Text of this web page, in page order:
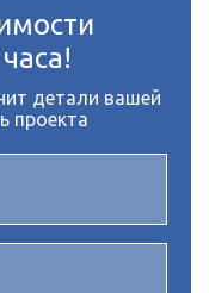
детали вашей
проекта